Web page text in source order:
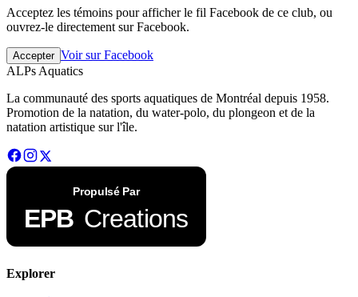
Acceptez les témoins pour afficher le fil Facebook de ce club, ou
ouvrez-le directement sur Facebook.
Accepter Voir sur Facebook
ALPs Aquatics
La communauté des sports aquatiques de Montréal depuis 1958.
Promotion de la natation, du water-polo, du plongeon et de la
natation artistique sur l'île.
Explorer